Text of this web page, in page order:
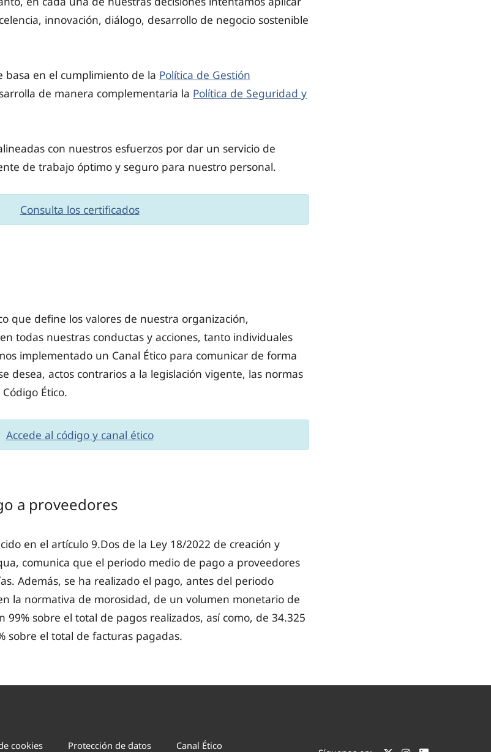
innovación, diálogo, desarrollo de negocio sostenible
basa en el cumplimiento de la Política de Gestión
de manera complementaria la Política de Seguridad y
con nuestros esfuerzos por dar un servicio de
de trabajo óptimo y seguro para nuestro personal.
Consulta los certificados
que define los valores de nuestra organización,
todas nuestras conductas y acciones, tanto individuales
implementado un Canal Ético para comunicar de forma
desea, actos contrarios a la legislación vigente, las normas
Ético.
Accede al código y canal ético
a proveedores
en el artículo 9.Dos de la Ley 18/2022 de creación y
comunica que el periodo medio de pago a proveedores
Además, se ha realizado el pago, antes del periodo
la normativa de morosidad, de un volumen monetario de
99% sobre el total de pagos realizados, así como, de 34.325
sobre el total de facturas pagadas.
cookies Protección de datos Canal Ético